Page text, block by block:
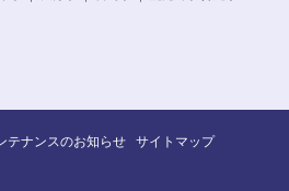
テナンスのお知らせ サイトマップ